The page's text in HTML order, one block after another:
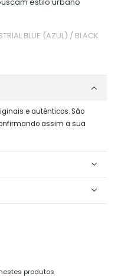
BLUE (AZUL) / BLACK
e autênticos. São
assim a sua
produtos